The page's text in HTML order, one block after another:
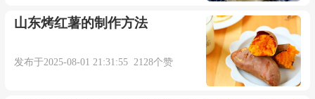
山东烤红薯的制作方法
发布于2025-08-01 21:31:55 2128个赞